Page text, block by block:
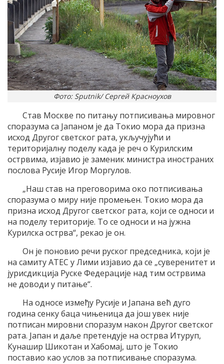
Фото: Sputnik/ Сергей Красноухов
Став Москве по питању потписивања мировног
споразума са Јапаном је да Токио мора да призна
исход Другог светског рата, укључујући и
територијалну поделу када је реч о Курилским
острвима, изјавио је заменик министра иностраних
послова Русије Игор Моргулов.
„Наш став на преговорима око потписивања
споразума о миру није промењен. Токио мора да
призна исход Другог светског рата, који се односи и
на поделу територије. То се односи и на јужна
Курилска острва“, рекао је он.
Он је поновио речи руског председника, који је
на самиту АТЕС у Лими изјавио да се „суверенитет и
јурисдикција Руске Федерације над тим острвима
не доводи у питање“.
На односе између Русије и Јапана већ дуго
година сенку баца чињеница да још увек није
потписан мировни споразум након Другог светског
рата. Јапан и даље претендује на острва Итуруп,
Кунашир Шикотан и Хабомај, што је Токио
поставио као услов за потписивање споразума.